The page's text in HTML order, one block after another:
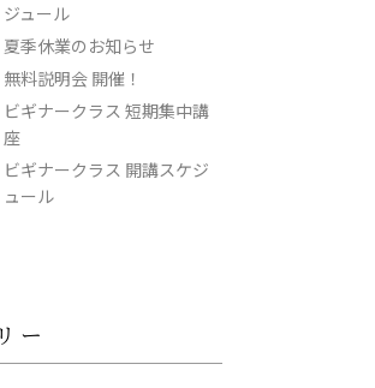
ジュール
夏季休業のお知らせ
無料説明会 開催！
ビギナークラス 短期集中講
座
ビギナークラス 開講スケジ
ュール
ー